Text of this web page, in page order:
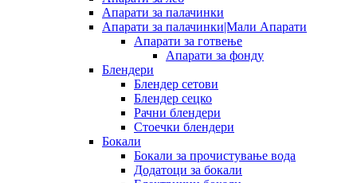
Апарати за палачинки
Апарати за палачинки|Мали Апарати
Апарати за готвење
Апарати за фонду
Блендери
Блендер сетови
Блендер сецко
Рачни блендери
Стоечки блендери
Бокали
Бокали за прочистување вода
Додатоци за бокали